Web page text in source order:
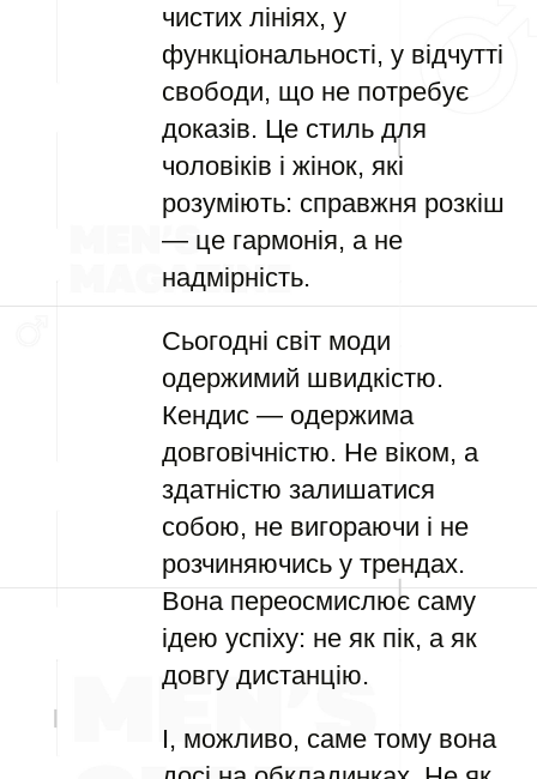
чистих лініях, у
функціональності, у відчутті
свободи, що не потребує
доказів. Це стиль для
чоловіків і жінок, які
розуміють: справжня розкіш
— це гармонія, а не
надмірність.
Сьогодні світ моди
одержимий швидкістю.
Кендис — одержима
довговічністю. Не віком, а
здатністю залишатися
собою, не вигораючи і не
розчиняючись у трендах.
Вона переосмислює саму
ідею успіху: не як пік, а як
довгу дистанцію.
І, можливо, саме тому вона